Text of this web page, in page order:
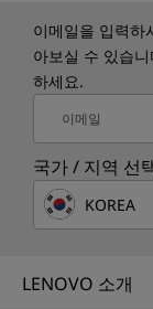
이메일을 입력하
아보실 수 있습
하세요.
이메일
국가 / 지역 선
KOREA
LENOVO 소개